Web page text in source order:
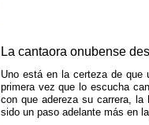
La cantaora onubense
Uno está en la certeza de
primera vez que lo escucha
con que adereza su carrera,
sido un paso adelante más en